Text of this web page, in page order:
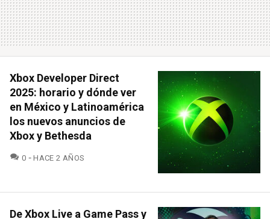
Xbox Developer Direct
2025: horario y dónde ver
en México y Latinoamérica
los nuevos anuncios de
Xbox y Bethesda
0 COMENTARIOS
HACE 2 AÑOS
De Xbox Live a Game Pass y